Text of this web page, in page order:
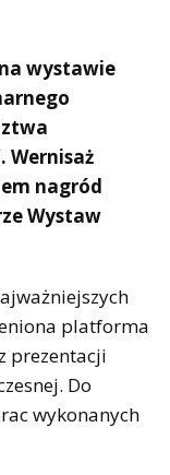
wystawie
Wernisaż
nagród
Wystaw
platforma
prezentacji
Do
wykonanych